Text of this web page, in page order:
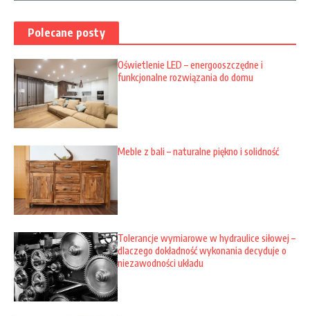
Polecane posty
Oświetlenie LED – energooszczędne i
funkcjonalne rozwiązania do domu
Meble z bali – naturalne piękno i solidność
Tolerancje wymiarowe w hydraulice siłowej –
dlaczego dokładność wykonania decyduje o
niezawodności układu